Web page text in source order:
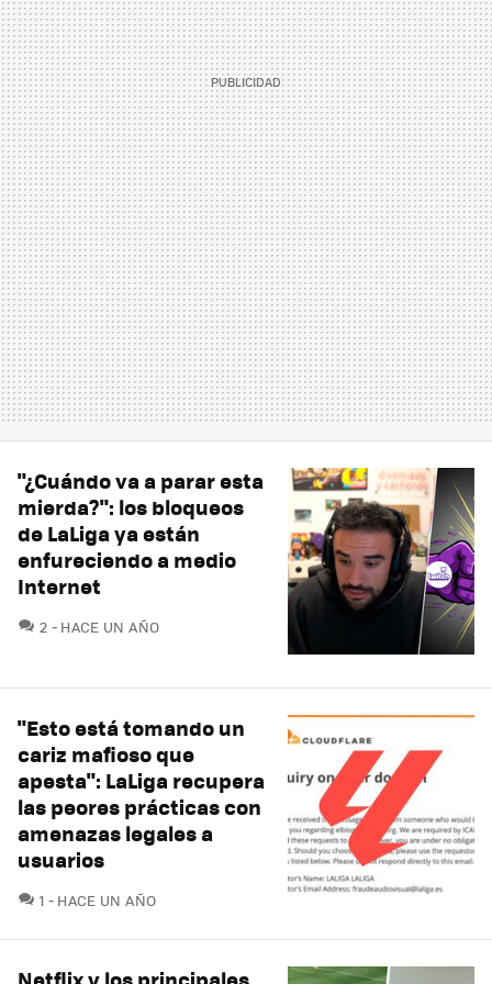
"¿Cuándo va a parar esta
mierda?": los bloqueos
de LaLiga ya están
enfureciendo a medio
Internet
2 COMENTARIOS
HACE UN AÑO
"Esto está tomando un
cariz mafioso que
apesta": LaLiga recupera
las peores prácticas con
amenazas legales a
usuarios
1 COMENTARIOS
HACE UN AÑO